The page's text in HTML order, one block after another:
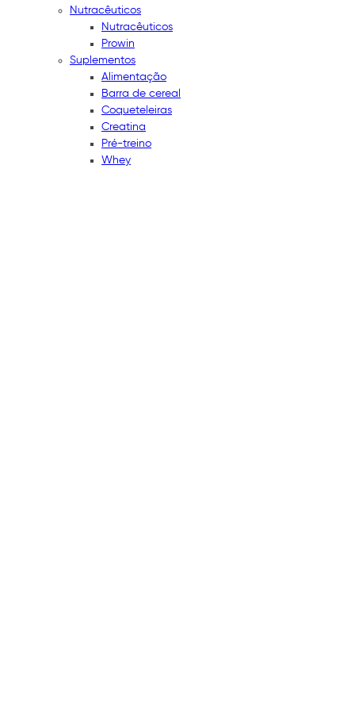
Nutracêuticos
Nutracêuticos
Prowin
Suplementos
Alimentação
Barra de cereal
Coqueteleiras
Creatina
Pré-treino
Whey